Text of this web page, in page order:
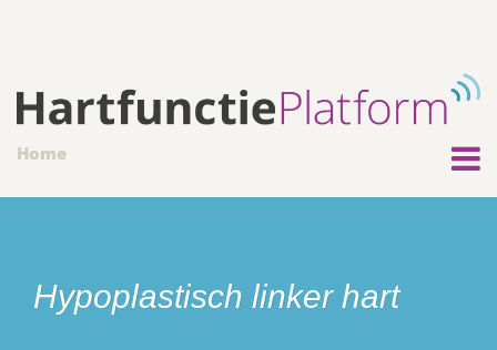
Home
Hypoplastisch linker hart